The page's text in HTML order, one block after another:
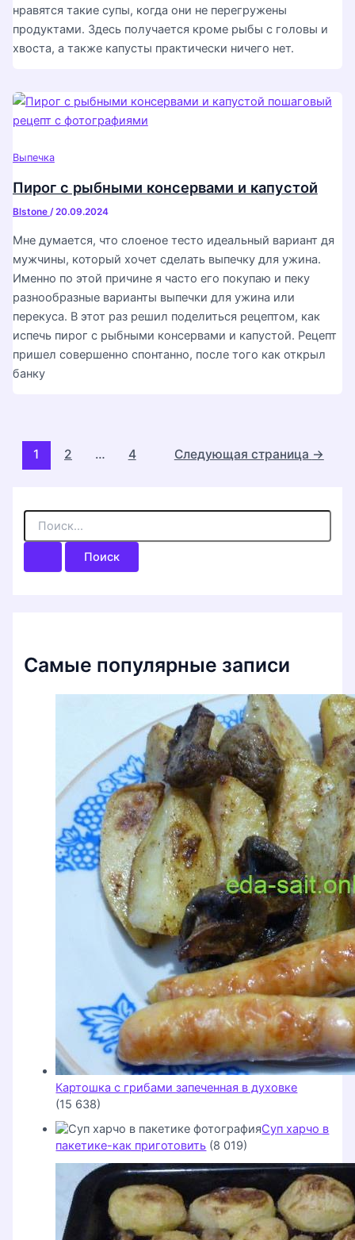
нравятся такие супы, когда они не перегружены
продуктами. Здесь получается кроме рыбы с головы и
хвоста, а также капусты практически ничего нет.
Выпечка
Пирог с рыбными консервами и капустой
Blstone /20.09.2024
Мне думается, что слоеное тесто идеальный вариант дя
мужчины, который хочет сделать выпечку для ужина.
Именно по этой причине я часто его покупаю и пеку
разнообразные варианты выпечки для ужина или
перекуса. В этот раз решил поделиться рецептом, как
испечь пирог с рыбными консервами и капустой. Рецепт
пришел совершенно спонтанно, после того как открыл
банку
Постраничная
навигация
1 2 … 4 Следующая страница →
П
и
Самые популярные записи
Картошка с грибами запеченная в духовке
(15 638)
Суп харчо в
пакетике-как приготовить (8 019)